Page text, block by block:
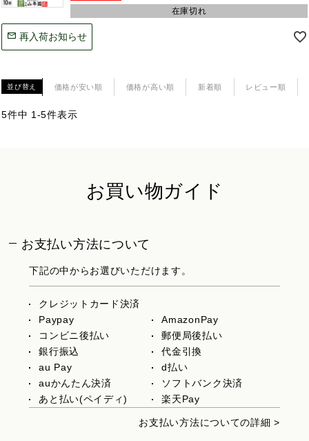
在庫切れ
再入荷お知らせ
並び替え 価格が安い順 価格が高い順 新着順 レビュー順
5件中 1 -5件表示
お買い物ガイド
お支払い方法について
下記の中からお選びいただけます。
クレジットカード決済
Paypay
AmazonPay
コンビニ後払い
郵便局後払い
銀行振込
代金引換
au Pay
d払い
auかんたん決済
ソフトバンク決済
あと払い(ペイディ)
楽天Pay
お支払い方法についての詳細 >